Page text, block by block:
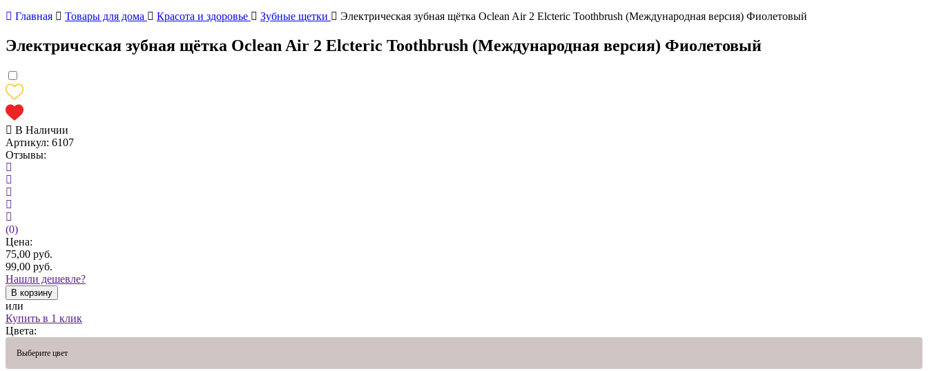
Главная
Товары для дома Красота и здоровье Зубные щетки Электрическая зубная щётка Oclean Air 2 Elcteric Toothbrush (Международная версия) Фиолетовый
Электрическая зубная щётка Oclean Air 2 Elcteric Toothbrush (Международная версия) Фиолетовый
В Наличии
Артикул: 6107
Отзывы:
(0)
Цена:
75,00 руб.
99,00 руб.
Нашли дешевле?
В корзину
или
Купить в 1 клик
Цвета:
Выберите цвет